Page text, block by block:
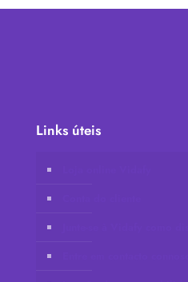
Links úteis